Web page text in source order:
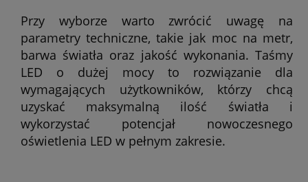
Przy wyborze warto zwrócić uwagę na
parametry techniczne, takie jak moc na metr,
barwa światła oraz jakość wykonania. Taśmy
LED o dużej mocy to rozwiązanie dla
wymagających użytkowników, którzy chcą
uzyskać maksymalną ilość światła i
wykorzystać potencjał nowoczesnego
oświetlenia LED w pełnym zakresie.